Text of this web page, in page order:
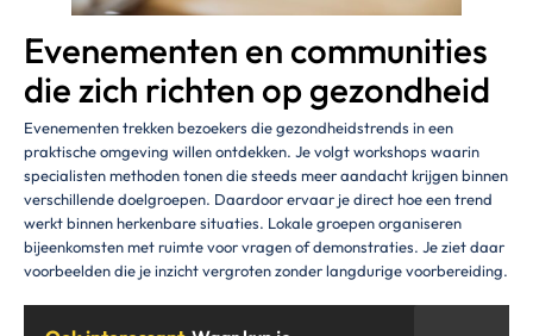
Evenementen en communities
die zich richten op gezondheid
Evenementen trekken bezoekers die gezondheidstrends in een
praktische omgeving willen ontdekken. Je volgt workshops waarin
specialisten methoden tonen die steeds meer aandacht krijgen binnen
verschillende doelgroepen. Daardoor ervaar je direct hoe een trend
werkt binnen herkenbare situaties. Lokale groepen organiseren
bijeenkomsten met ruimte voor vragen of demonstraties. Je ziet daar
voorbeelden die je inzicht vergroten zonder langdurige voorbereiding.